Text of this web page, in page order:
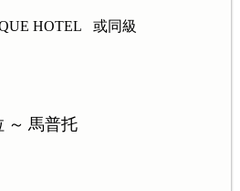
HOTEL 或同級
～ 馬普托